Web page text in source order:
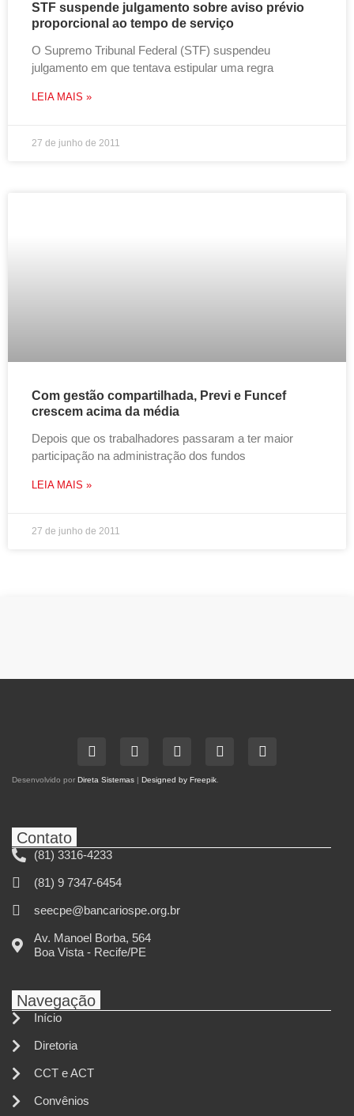
STF suspende julgamento sobre aviso prévio
proporcional ao tempo de serviço
O Supremo Tribunal Federal (STF) suspendeu
julgamento em que tentava estipular uma regra
LEIA MAIS »
27 de junho de 2011
Com gestão compartilhada, Previ e Funcef
crescem acima da média
Depois que os trabalhadores passaram a ter maior
participação na administração dos fundos
LEIA MAIS »
27 de junho de 2011
Desenvolvido por Direta Sistemas | Designed by Freepik
Contato
(81) 3316-4233
(81) 9 7347-6454
seecpe@bancariospe.org.br
Av. Manoel Borba, 564
Boa Vista - Recife/PE
Navegação
Início
Diretoria
CCT e ACT
Convênios